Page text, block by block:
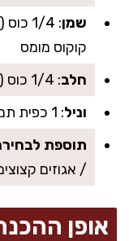
שמן
קוקוס מומס
חלב: 1/4 כוס (60 מ"ל) חלב או חלב שקדים
וניל: 1 כפית תמצית וניל
תוספת
/ אגוזים
אופן